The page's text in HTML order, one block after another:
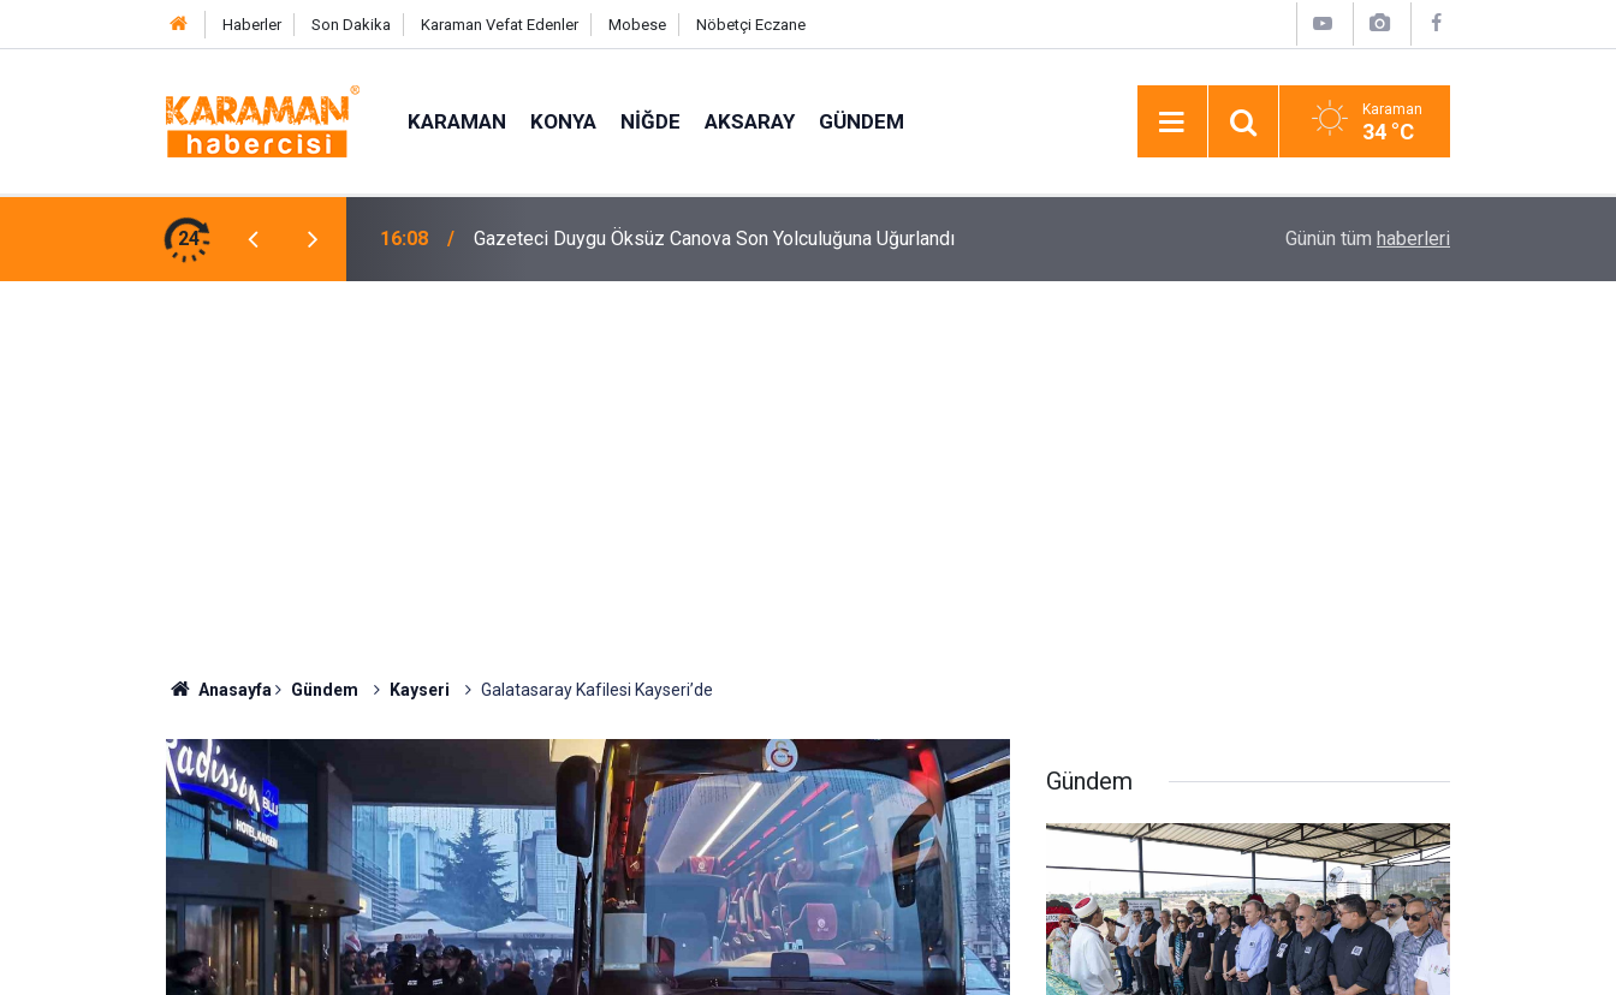
Haberler Son Dakika Karaman Vefat Edenler Mobese Nöbetçi Eczane
KARAMAN KONYA NIĞDE AKSARAY GÜNDEM Karaman
34 °C
24
Yolculuğuna Uğurlandı 15:08
Büyükşehir İştiraki Ekdağ Düden Balık Çarşısı, Balıkseverlerin Uğrak Noktası
Oldu
Anadolu Dostluk Rallisi Niğde’ye Geliyor
Günün tüm haberleri
Anasayfa Gündem Kayseri Galatasaray Kafilesi Kayseri’de
Gündem